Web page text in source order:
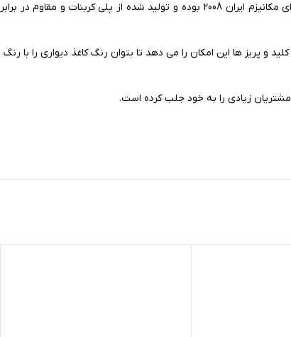
دارای مکانیزم ایران 2008 بوده و تولید شده از پلی کربنات و مقاوم در برابر
کلید و پریز ها این امکان را می دهد تا بتوان رنگ کاغذ دیواری را با رنگ